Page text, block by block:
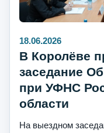
18.06.2026
В Королёве
заседание
при УФНС
области
На выездном